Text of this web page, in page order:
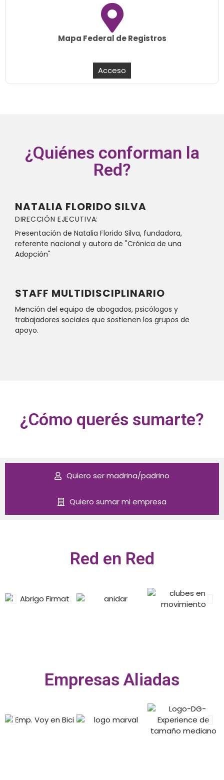
Mapa Federal de Registros
Acceso
¿Quiénes conforman la
Red?
NATALIA FLORIDO SILVA
DIRECCIÓN EJECUTIVA:
Presentación de Natalia Florido Silva, fundadora,
referente nacional y autora de "Crónica de una
Adopción"
STAFF MULTIDISCIPLINARIO
Mención del equipo de abogados, psicólogos y
trabajadores sociales que sostienen los grupos de
apoyo.
¿Cómo querés sumarte?
Quiero ser madrina/padrino
Quiero sumar mi empresa
Red en Red
Empresas Aliadas